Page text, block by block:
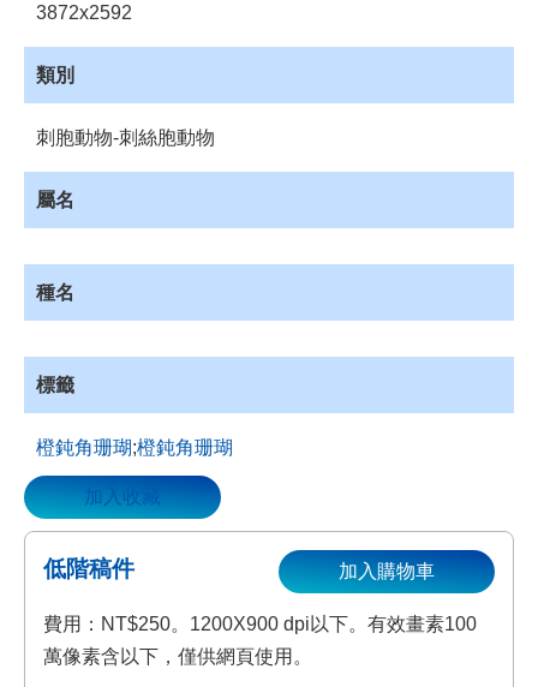
理
資
理
源
藏
3872x2592
類別
刺胞動物-刺絲胞動物
屬名
種名
標籤
‬橙鈍角珊瑚;橙鈍角珊瑚
加入收藏
低階稿件
費用：NT$250。1200X900 dpi以下。有效畫素100
萬像素含以下，僅供網頁使用。
加入購物車